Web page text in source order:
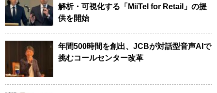
解析・可視化する「MiiTel for Retail」の提
供を開始
年間500時間を創出、JCBが対話型音声AIで
挑むコールセンター改革